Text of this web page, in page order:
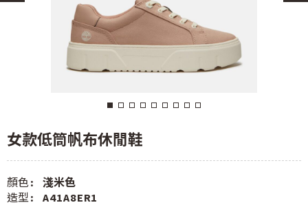
女款低筒帆布休閒鞋
顏色: 淺米色
造型: A41A8ER1